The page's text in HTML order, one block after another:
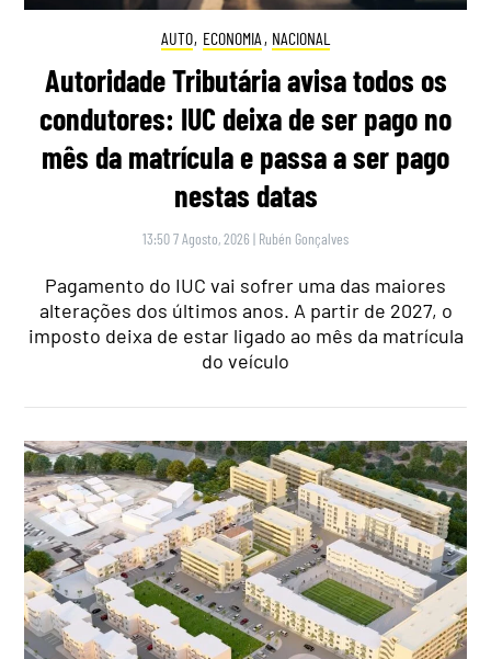
AUTO, ECONOMIA , NACIONAL
Autoridade Tributária avisa todos os
condutores: IUC deixa de ser pago no
mês da matrícula e passa a ser pago
nestas datas
13:50 7 Agosto, 2026 | Rubén Gonçalves
Pagamento do IUC vai sofrer uma das maiores
alterações dos últimos anos. A partir de 2027, o
imposto deixa de estar ligado ao mês da matrícula
do veículo